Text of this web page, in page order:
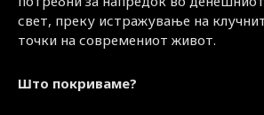
свет, преку истражување на
точки на современиот живот.
Што покриваме?